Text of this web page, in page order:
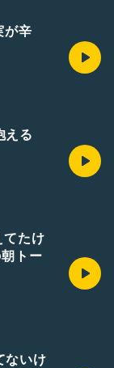
辛
る
たけ
トー
いけ